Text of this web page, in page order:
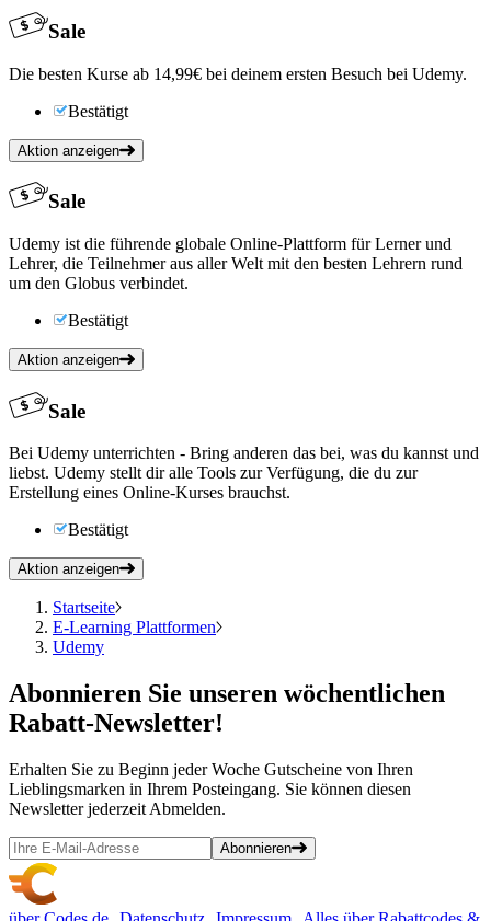
Sale
Die besten Kurse ab 14,99€ bei deinem ersten Besuch bei Udemy.
Bestätigt
Aktion anzeigen
Sale
Udemy ist die führende globale Online-Plattform für Lerner und
Lehrer, die Teilnehmer aus aller Welt mit den besten Lehrern rund
um den Globus verbindet.
Bestätigt
Aktion anzeigen
Sale
Bei Udemy unterrichten - Bring anderen das bei, was du kannst und
liebst. Udemy stellt dir alle Tools zur Verfügung, die du zur
Erstellung eines Online-Kurses brauchst.
Bestätigt
Aktion anzeigen
Startseite
E-Learning Plattformen
Udemy
Abonnieren Sie unseren wöchentlichen
Rabatt-Newsletter!
Erhalten Sie zu Beginn jeder Woche Gutscheine von Ihren
Lieblingsmarken in Ihrem Posteingang. Sie können diesen
Newsletter jederzeit Abmelden.
Abonnieren